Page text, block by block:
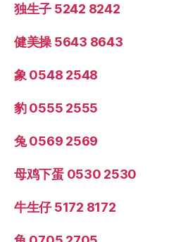
独生子 5242 8242
健美操 5643 8643
象 0548 2548
豹 0555 2555
兔 0569 2569
母鸡下蛋 0530 2530
牛生仔 5172 8172